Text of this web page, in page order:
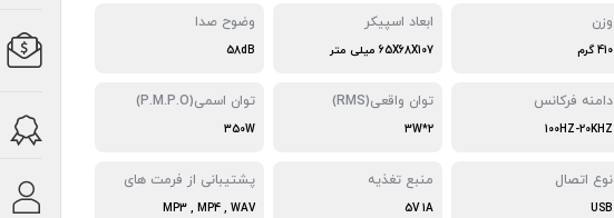
وزن
410 گرم
ابعاد اسپیکر
65X68X107 میلی متر
وضوح صدا
58dB
دامنه فرکانس
100HZ-20KHZ
توان واقعی(RMS)
3W*2
توان اسمی(P.M.P.O)
350W
نوع اتصال
USB
منبع تغذیه
5V 1A
پشتیبانی از فرمت های
MP3 , MP4 , WAV